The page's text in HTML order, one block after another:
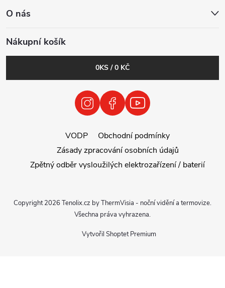
O nás
Nákupní košík
0KS /0 KČ
VODP
Obchodní podmínky
Zásady zpracování osobních údajů
Zpětný odběr vysloužilých elektrozařízení / baterií
Vytvořil Shoptet Premium
Copyright 2026 Tenolix.cz by ThermVisia - noční vidění a termovize.
Všechna práva vyhrazena.